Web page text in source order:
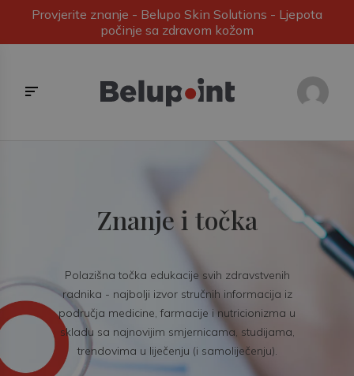
Provjerite znanje - Belupo Skin Solutions - Ljepota
počinje sa zdravom kožom
Znanje i točka
Polazišna točka edukacije svih zdravstvenih
radnika - najbolji izvor stručnih informacija iz
područja medicine, farmacije i nutricionizma u
skladu sa najnovijim smjernicama, studijama,
trendovima u liječenju (i samoliječenju).